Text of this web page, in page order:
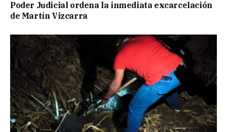
Poder Judicial ordena la inmediata excarcelación
de Martín Vizcarra